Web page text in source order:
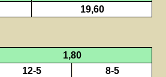
19,60
1,80
12-5
8-5